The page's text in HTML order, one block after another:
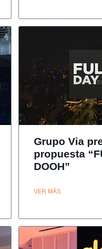
Grupo Via
propuesta
DOOH”
VER MÁS